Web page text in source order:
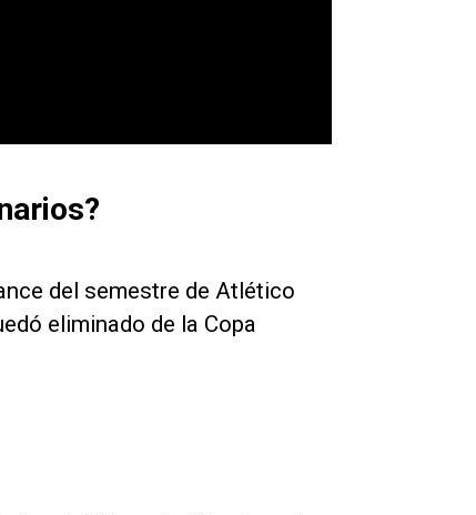
del semestre de Atlético
eliminado de la Copa